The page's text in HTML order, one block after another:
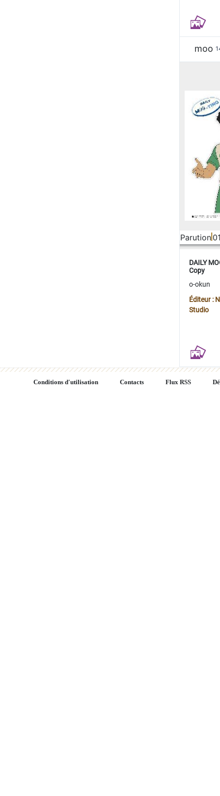
moo
Parution
DAILY
Copy
o-okun
Éditeur :
Studio
Conditions d'utilisation Contacts Flux RSS